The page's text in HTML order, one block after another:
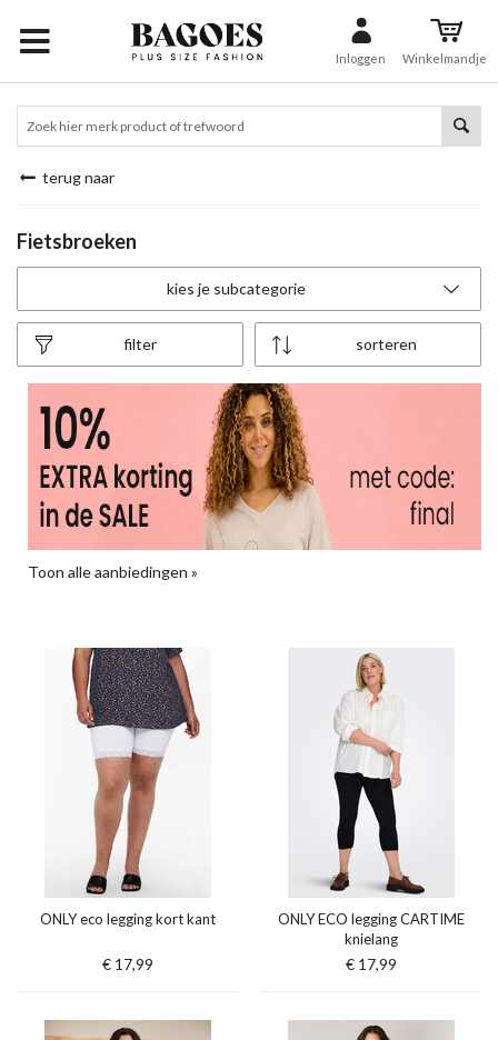
Inloggen Winkelmandje
terug naar
Fietsbroeken
kies je subcategorie
sorteren
filter
Toon alle aanbiedingen »
ONLY eco legging kort kant
€ 17,99
ONLY ECO legging CARTIME
knielang
€ 17,99